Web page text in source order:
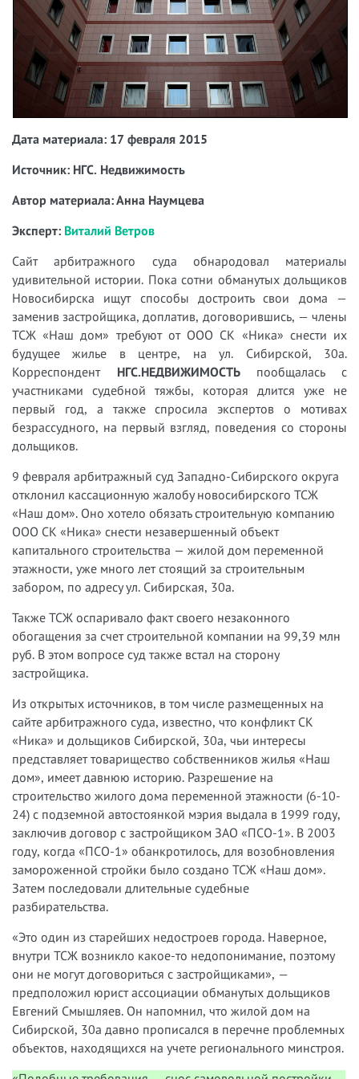
Дата материала: 17 февраля 2015
Источник: НГС. Недвижимость
Автор материала: Анна Наумцева
Эксперт: Виталий Ветров
Сайт арбитражного суда обнародовал материалы
удивительной истории. Пока сотни обманутых дольщиков
Новосибирска ищут способы достроить свои дома —
заменив застройщика, доплатив, договорившись, — члены
ТСЖ «Наш дом» требуют от ООО СК «Ника» снести их
будущее жилье в центре, на ул. Сибирской, 30а.
Корреспондент НГС.НЕДВИЖИМОСТЬпообщалась с
участниками судебной тяжбы, которая длится уже не
первый год, а также спросила экспертов о мотивах
безрассудного, на первый взгляд, поведения со стороны
дольщиков.
9 февраля арбитражный суд Западно-Сибирского округа
отклонил кассационную жалобу новосибирского ТСЖ
«Наш дом». Оно хотело обязать строительную компанию
ООО СК «Ника» снести незавершенный объект
капитального строительства — жилой дом переменной
этажности, уже много лет стоящий за строительным
забором, по адресу ул. Сибирская, 30а.
Также ТСЖ оспаривало факт своего незаконного
обогащения за счет строительной компании на 99,39 млн
руб. В этом вопросе суд также встал на сторону
застройщика.
Из открытых источников, в том числе размещенных на
сайте арбитражного суда, известно, что конфликт СК
«Ника» и дольщиков Сибирской, 30а, чьи интересы
представляет товарищество собственников жилья «Наш
дом», имеет давнюю историю. Разрешение на
строительство жилого дома переменной этажности (6-10-
24) с подземной автостоянкой мэрия выдала в 1999 году,
заключив договор с застройщиком ЗАО «ПСО-1». В 2003
году, когда «ПСО-1» обанкротилось, для возобновления
замороженной стройки было создано ТСЖ «Наш дом».
Затем последовали длительные судебные
разбирательства.
«Это один из старейших недостроев города. Наверное,
внутри ТСЖ возникло какое-то недопонимание, поэтому
они не могут договориться с застройщиками», —
предположил юрист ассоциации обманутых дольщиков
Евгений Смышляев. Он напомнил, что жилой дом на
Сибирской, 30а давно прописался в перечне проблемных
объектов, находящихся на учете регионального минстроя.